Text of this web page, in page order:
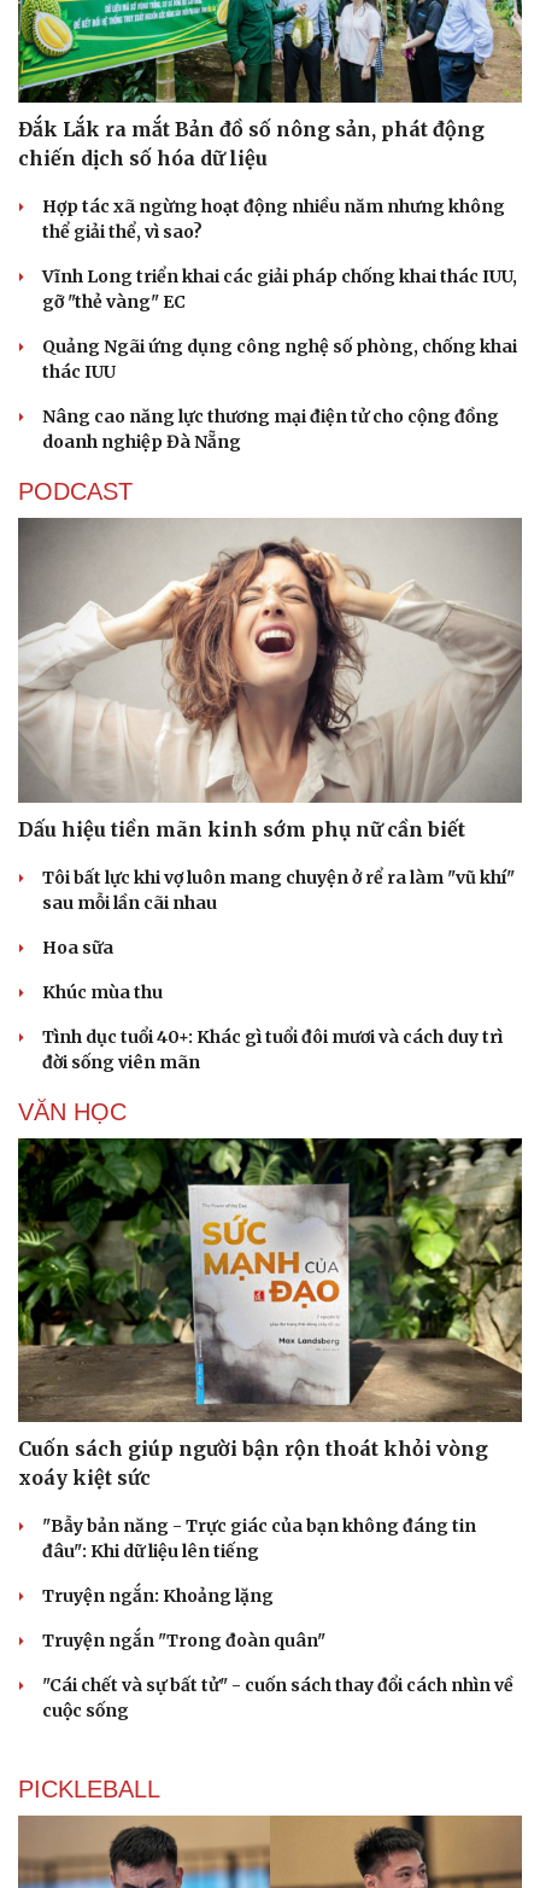
Cải chính
Đắk Lắk ra mắt Bản đồ số nông sản, phát động
chiến dịch số hóa dữ liệu
Hợp tác xã ngừng hoạt động nhiều năm nhưng không
thể giải thể, vì sao?
Vĩnh Long triển khai các giải pháp chống khai thác IUU,
gỡ "thẻ vàng" EC
Quảng Ngãi ứng dụng công nghệ số phòng, chống khai
thác IUU
Nâng cao năng lực thương mại điện tử cho cộng đồng
doanh nghiệp Đà Nẵng
PODCAST
Dấu hiệu tiền mãn kinh sớm phụ nữ cần biết
Tôi bất lực khi vợ luôn mang chuyện ở rể ra làm "vũ khí"
sau mỗi lần cãi nhau
Hoa sữa
Khúc mùa thu
Tình dục tuổi 40+: Khác gì tuổi đôi mươi và cách duy trì
đời sống viên mãn
VĂN HỌC
Cuốn sách giúp người bận rộn thoát khỏi vòng
xoáy kiệt sức
"Bẫy bản năng - Trực giác của bạn không đáng tin
đâu": Khi dữ liệu lên tiếng
Truyện ngắn: Khoảng lặng
Truyện ngắn "Trong đoàn quân"
"Cái chết và sự bất tử" - cuốn sách thay đổi cách nhìn về
cuộc sống
PICKLEBALL